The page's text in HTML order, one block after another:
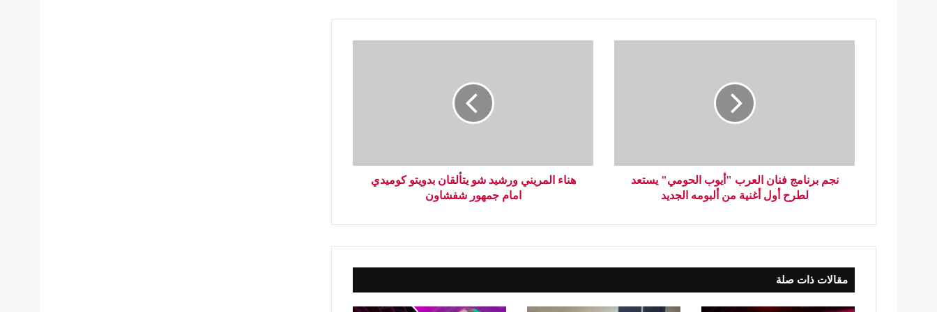
نجم برنامج فنان العرب "أيوب الحومي" يستعد
لطرح أول أغنية من ألبومه الجديد
هناء المريني ورشيد شو يتألقان بدويتو كوميدي
امام جمهور شفشاون
مقالات ذات صلة